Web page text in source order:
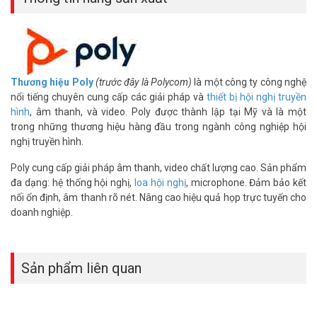
đủ phụ kiện, hỗ trợ kỹ thuật chuyên nghiệp và chế độ bảo hành uy
Thiết bị gồm có:
– 01 Modulator (P/N: 2215-66627-001)
– 01 Demodulator (P/N: 2215-66628-001)
– 01 cáp kết nối camera dài 1 mét
– 01 adapter
Thông số kỹ thuật bộ nối dài tín hiệu
Extender
– Thiết bị giúp nối dài khoảng cách từ Camera tới Codec Group seri
thông qua dây mạng CAT5
– Bảo hành: 12 tháng
Thương hiệu Poly (trước đây là Polycom) là một công ty công nghệ
nổi tiếng chuyên cung cấp các giải pháp và thiết bị hội nghị truyền
hình, âm thanh, và video. Poly được thành lập tại Mỹ và là một
trong những thương hiệu hàng đầu trong ngành công nghiệp hội
nghị truyền hình.
Poly cung cấp giải pháp âm thanh, video chất lượng cao. Sản phẩm
đa dạng: hệ thống hội nghị, loa hội nghị, microphone. Đảm bảo kết
nối ổn định, âm thanh rõ nét. Nâng cao hiệu quả họp trực tuyến cho
doanh nghiệp.
Sản phẩm liên quan